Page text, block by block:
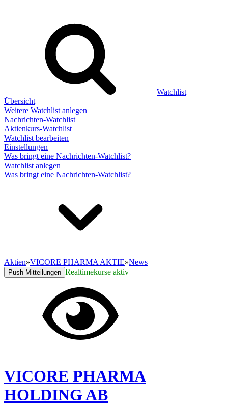
Watchlist
Übersicht
Weitere Watchlist anlegen
Nachrichten-Watchlist
Aktienkurs-Watchlist
Watchlist bearbeiten
Einstellungen
Was bringt eine Nachrichten-Watchlist?
Watchlist anlegen
Was bringt eine Nachrichten-Watchlist?
Aktien»VICORE PHARMA AKTIE»News
Push Mitteilungen Realtimekurse aktiv
VICORE PHARMA
HOLDING AB